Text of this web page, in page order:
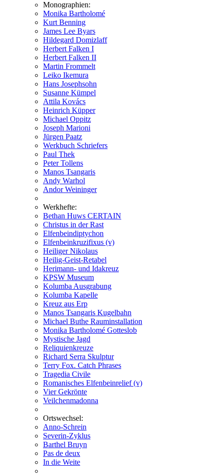
Monographien:
Monika Bartholomé
Kurt Benning
James Lee Byars
Hildegard Domizlaff
Herbert Falken I
Herbert Falken II
Martin Frommelt
Leiko Ikemura
Hans Josephsohn
Susanne Kümpel
Attila Kovács
Heinrich Küpper
Michael Oppitz
Joseph Marioni
Jürgen Paatz
Werkbuch Schriefers
Paul Thek
Peter Tollens
Manos Tsangaris
Andy Warhol
Andor Weininger
Werkhefte:
Bethan Huws CERTAIN
Christus in der Rast
Elfenbeindiptychon
Elfenbeinkruzifixus (v)
Heiliger Nikolaus
Heilig-Geist-Retabel
Herimann- und Idakreuz
KPSW Museum
Kolumba Ausgrabung
Kolumba Kapelle
Kreuz aus Erp
Manos Tsangaris Kugelbahn
Michael Buthe Rauminstallation
Monika Bartholomé Gotteslob
Mystische Jagd
Reliquienkreuze
Richard Serra Skulptur
Terry Fox. Catch Phrases
Tragedia Civile
Romanisches Elfenbeinrelief (v)
Vier Gekrönte
Veilchenmadonna
Ortswechsel:
Anno-Schrein
Severin-Zyklus
Barthel Bruyn
Pas de deux
In die Weite